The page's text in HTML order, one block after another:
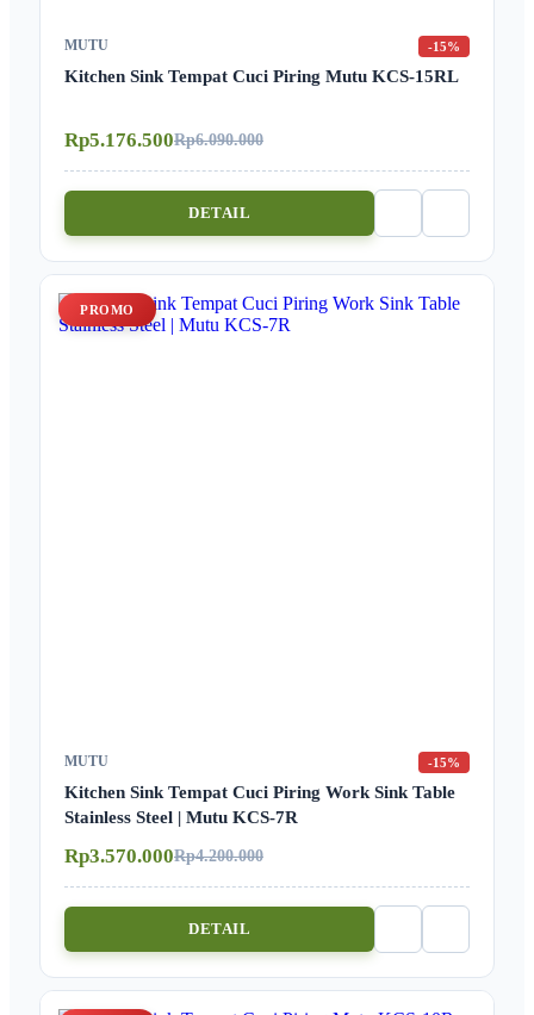
MUTU -15%
Kitchen Sink Tempat Cuci Piring Mutu KCS-15RL
Rp5.176.500Rp6.090.000
DETAIL
PROMO
MUTU -15%
Kitchen Sink Tempat Cuci Piring Work Sink Table
Stainless Steel | Mutu KCS-7R
Rp3.570.000Rp4.200.000
DETAIL